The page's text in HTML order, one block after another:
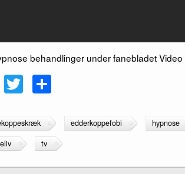
behandlinger under fanebladet Video
F
c
e
b
T
tt
er
ar
e
edderkoppefobi hypnose
tv